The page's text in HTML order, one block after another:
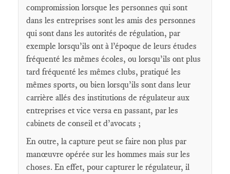
compromission lorsque les personnes qui sont
dans les entreprises sont les amis des personnes
qui sont dans les autorités de régulation, par
exemple lorsqu’ils ont à l’époque de leurs études
fréquenté les mêmes écoles, ou lorsqu’ils ont plus
tard fréquenté les mêmes clubs, pratiqué les
mêmes sports, ou bien lorsqu’ils sont dans leur
carrière allés des institutions de régulateur aux
entreprises et vice versa en passant, par les
cabinets de conseil et d’avocats ;
En outre, la capture peut se faire non plus par
manœuvre opérée sur les hommes mais sur les
choses. En effet, pour capturer le régulateur, il